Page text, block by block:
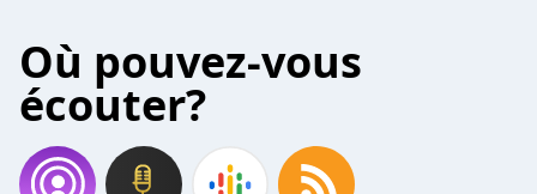
Où pouvez-vous
écouter?